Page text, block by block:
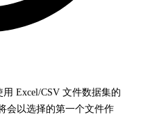
Excel/CSV 文件数据集的
会以选择的第一个文件作